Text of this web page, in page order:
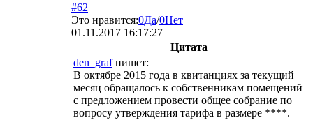
#62
Это нравится:0Да/0Нет
01.11.2017 16:17:27
Цитата
den_grafпишет:
В октябре 2015 года в квитанциях за текущий
месяц обращалось к собственникам помещений
с предложением провести общее собрание по
вопросу утверждения тарифа в размере ****.